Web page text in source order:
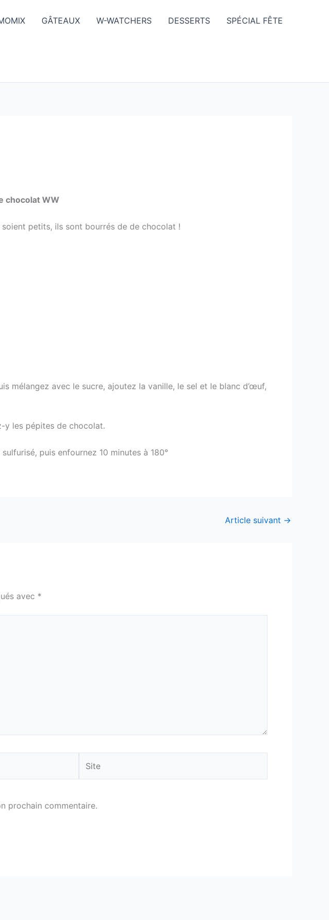
GÂTEAUX W-WATCHERS DESSERTS SPÉCIAL FÊTE
chocolat WW
soient petits, ils sont bourrés de de chocolat !
mélangez avec le sucre, ajoutez la vanille, le sel et le blanc d’œuf,
y les pépites de chocolat.
puis enfournez 10 minutes à 180°
Article suivant →
avec *
prochain commentaire.